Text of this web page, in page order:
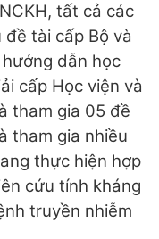
tất cả các
tài cấp Bộ và
dẫn học
cấp Học viện và
tham gia 05 đề
tham gia nhiều
thực hiện hợp
cứu tính kháng
truyền nhiễm